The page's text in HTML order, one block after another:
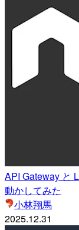
API Gateway と
動かしてみた
小林翔馬
2025.12.31